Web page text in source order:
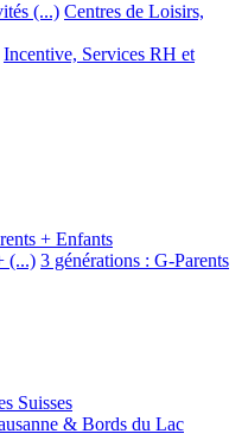
(...) Centres de Loisirs,
Incentive, Services RH et
+ Enfants
(...) 3 générations : G-Parents
Suisses
& Bords du Lac